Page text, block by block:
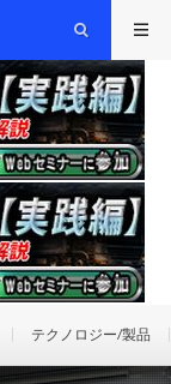
テクノロジー/製品